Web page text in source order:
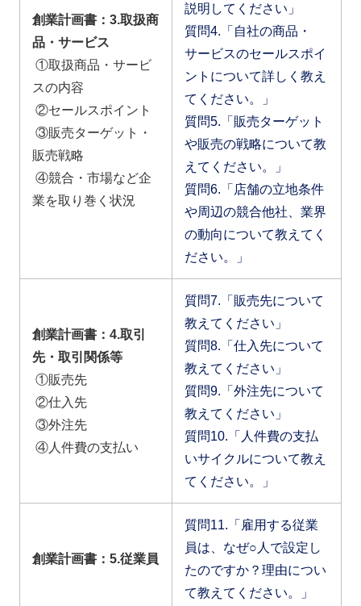
創業計画書：3.取扱商
品・サービス
①取扱商品・サービ
スの内容
②セールスポイント
③販売ターゲット・
販売戦略
④競合・市場など企
業を取り巻く状況
説明してください」
質問4.「自社の商品・
サービスのセールスポイ
ントについて詳しく教え
てください。」
質問5.「販売ターゲット
や販売の戦略について教
えてください。」
質問6.「店舗の立地条件
や周辺の競合他社、業界
の動向について教えてく
ださい。」
創業計画書：4.取引
先・取引関係等
①販売先
②仕入先
③外注先
④人件費の支払い
質問7.「販売先について
教えてください」
質問8.「仕入先について
教えてください」
質問9.「外注先について
教えてください」
質問10.「人件費の支払
いサイクルについて教え
てください。」
創業計画書：5.従業員
質問11.「雇用する従業
員は、なぜ○人で設定し
たのですか？理由につい
て教えてください。」